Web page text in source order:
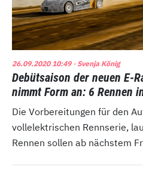
26.09.2020 10:49· Svenja König
Debütsaison der neuen E-
nimmt Form an: 6 Rennen
Die Vorbereitungen für den
vollelektrischen Rennserie,
Rennen sollen ab nächstem